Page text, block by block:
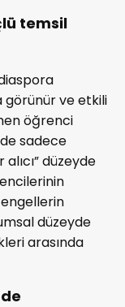
temsil
görünür ve etkili
öğrenci
sadece
alıcı” düzeyde
engellerin
düzeyde
arasında